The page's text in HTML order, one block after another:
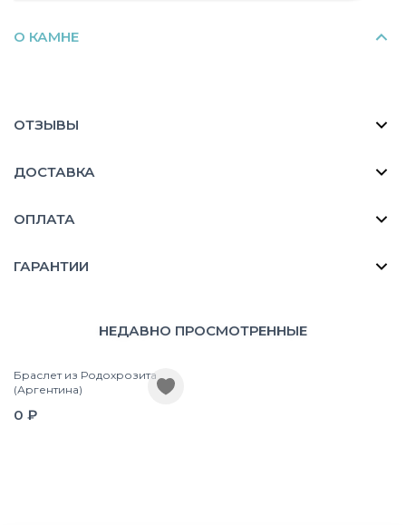
О КАМНЕ
ОТЗЫВЫ
ДОСТАВКА
ОПЛАТА
ГАРАНТИИ
НЕДАВНО ПРОСМОТРЕННЫЕ
Браслет из Родохрозита
(Аргентина)
0 ₽